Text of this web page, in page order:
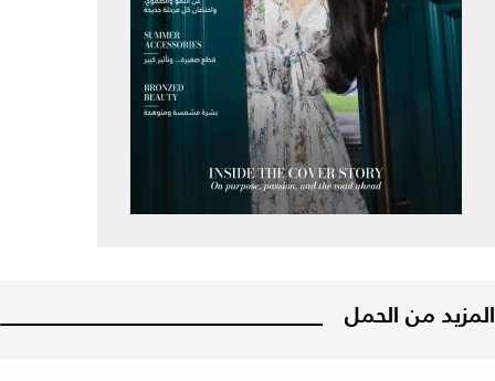
المزيد من الحمل